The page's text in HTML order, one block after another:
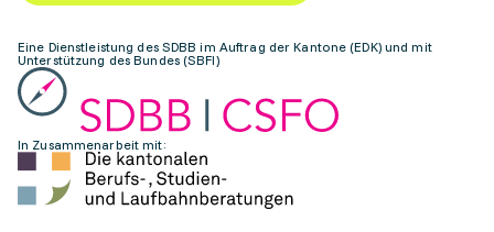
Eine Dienstleistung des SDBB im Auftrag der Kantone (EDK) und mit
Unterstützung des Bundes (SBFI)
In Zusammenarbeit mit: